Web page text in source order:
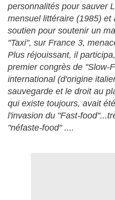
personnalités pour sauver
mensuel littéraire (1985) et
soutien pour soutenir un
"Taxi", sur France 3,
Plus réjouissant, il
premier congrès de "Slow-
international (d'origine
sauvegarde et le droit au
qui existe toujours, avait
l'invasion du "Fast-
"néfaste-food" ....